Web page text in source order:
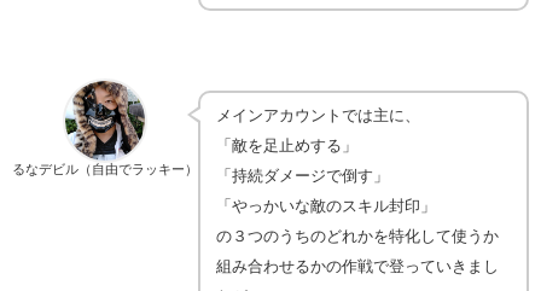
るなデビル（自由でラッキー）
メインアカウントでは主に、
「敵を足止めする」
「持続ダメージで倒す」
「やっかいな敵のスキル封印」
の３つのうちのどれかを特化して使うか
組み合わせるかの作戦で登っていきまし